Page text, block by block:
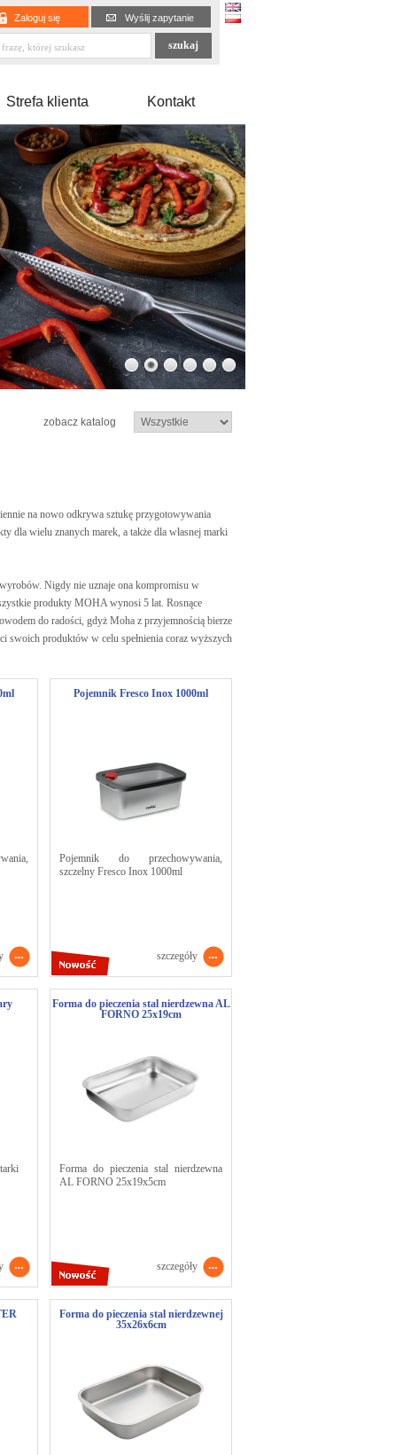
Zaloguj się Wyślij zapytanie
Strefa klienta Kontakt
zobacz katalog
na nowo odkrywa sztukę przygotowywania
dla wielu znanych marek, a także dla własnej marki
Nigdy nie uznaje ona kompromisu w
produkty MOHA wynosi 5 lat. Rosnące
do radości, gdyż Moha z przyjemnością bierze
swoich produktów w celu spełnienia coraz wyższych
Pojemnik Fresco Inox 1000ml
Pojemnik do przechowywania,
szczelny Fresco Inox 1000ml
szczegóły
Forma do pieczenia stal nierdzewna AL
FORNO 25x19cm
Forma do pieczenia stal nierdzewna
AL FORNO 25x19x5cm
szczegóły
Forma do pieczenia stal nierdzewnej
35x26x6cm